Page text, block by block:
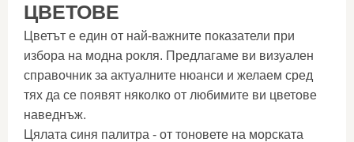
ЦВЕТОВЕ
Цветът е един от най-важните показатели при
избора на модна рокля. Предлагаме ви визуален
справочник за актуалните нюанси и желаем сред
тях да се появят няколко от любимите ви цветове
наведнъж.
Цялата синя палитра - от тоновете на морската